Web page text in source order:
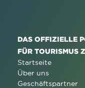
DAS OFFIZIELLE
FÜR TOURISMUS
Startseite
Über uns
Geschäftspartner